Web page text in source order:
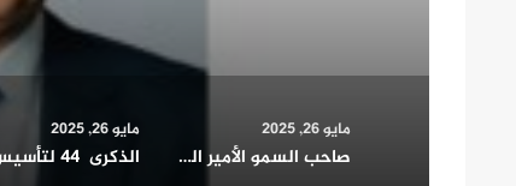
مايو 26, 2025
صاحب السمو الأمير الشيخ مشعل الأحمد الجابر الصباح يشيد بدور المرأة الكويتية في التنمية الشاملة ويؤكد: شريك أساسي في بناء الوطن وتمثيله دوليا
مايو 26, 2025